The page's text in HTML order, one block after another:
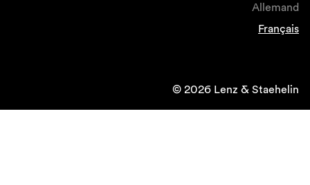
Allemand
Français
© 2026 Lenz & Staehelin